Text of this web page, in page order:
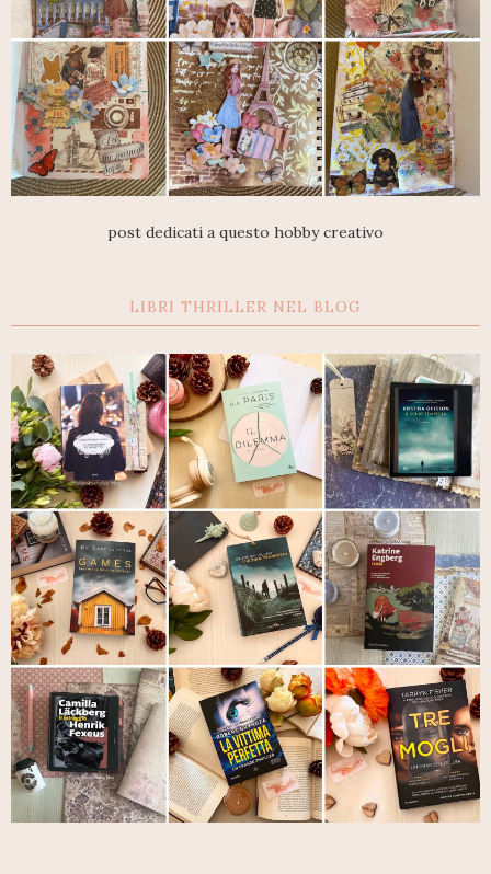
post dedicati a questo hobby creativo
LIBRI THRILLER NEL BLOG